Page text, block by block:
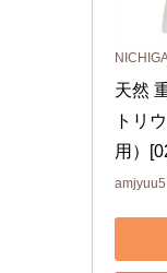
天然
トリ
用）
amjyuu5